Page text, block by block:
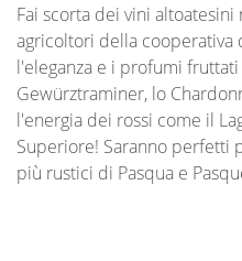
Fai scorta dei vini
agricoltori della cooperativa
l'eleganza e i profumi
Gewürztraminer, lo
l'energia dei rossi come il
Superiore! Saranno perfetti
più rustici di Pasqua e